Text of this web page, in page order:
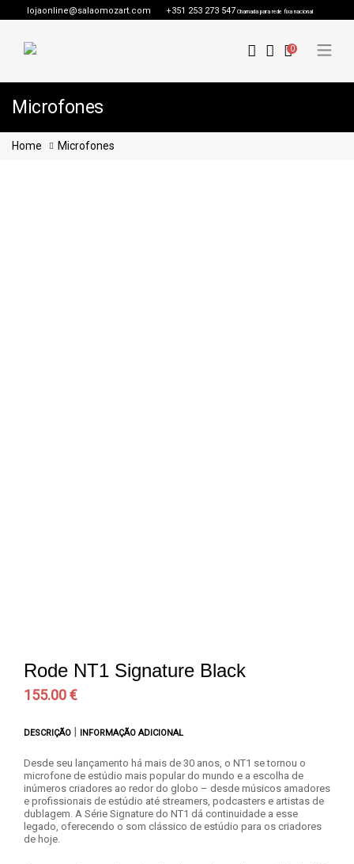
lojaonline@salaomozart.com +351 253 273 547 Chamada para rede fixa nacional
0
Microfones
Home Microfones
Rode NT1 Signature Black
155.00 €
DESCRIÇÃO | INFORMAÇÃO ADICIONAL
Desde seu lançamento há mais de 30 anos, o NT1 se tornou o
microfone de estúdio mais popular do mundo e a escolha de
inúmeros criadores ao redor do globo – desde músicos amadores
e profissionais de estúdio até streamers, podcasters e artistas de
dublagem. A Série Signature do NT1 dá continuidade a esse
legado, oferecendo o som clássico de estúdio para os criadores
de hoje.